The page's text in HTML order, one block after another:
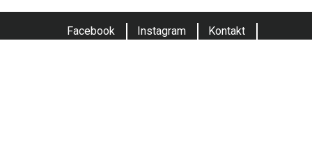
Facebook Instagram Kontakt